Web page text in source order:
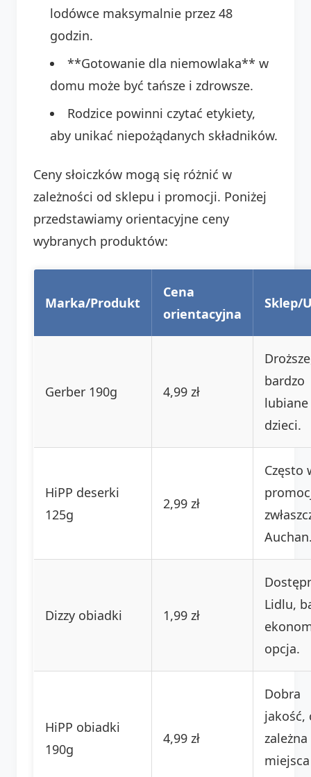
lodówce maksymalnie przez 48
godzin.
**Gotowanie dla niemowlaka** w
domu może być tańsze i zdrowsze.
Rodzice powinni czytać etykiety,
aby unikać niepożądanych składników.
Ceny słoiczków mogą się różnić w
zależności od sklepu i promocji. Poniżej
przedstawiamy orientacyjne ceny
wybranych produktów:
Marka/Produkt
Cena
orientacyjna
Sklep/
Gerber 190g 4,99 zł
bardzo
lubiane
dzieci.
HiPP deserki
125g
2,99 zł
Często
Dizzy obiadki 1,99 zł
Lidlu,
opcja.
HiPP obiadki
190g
4,99 zł
Dobra
jakość,
miejsca